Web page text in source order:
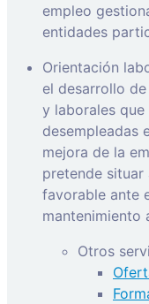
empleo
entidades
Orientación
el desarrollo
y laborales que
desempleadas
mejora de la
pretende situar
favorable ante
mantenimiento
Otros